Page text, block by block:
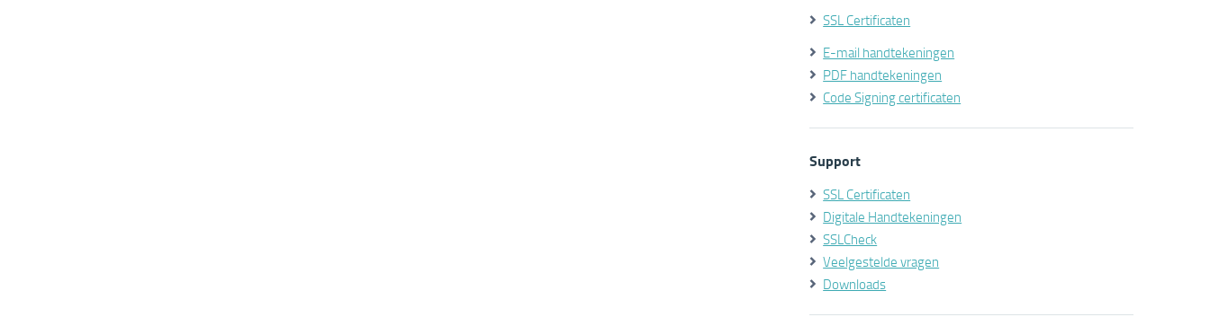
SSL Certificaten
E-mail handtekeningen
PDF handtekeningen
Code Signing certificaten
Support
SSL Certificaten
Digitale Handtekeningen
SSLCheck
Veelgestelde vragen
Downloads